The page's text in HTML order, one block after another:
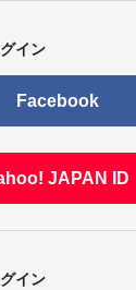
イン
Facebook
JAPAN ID
イン